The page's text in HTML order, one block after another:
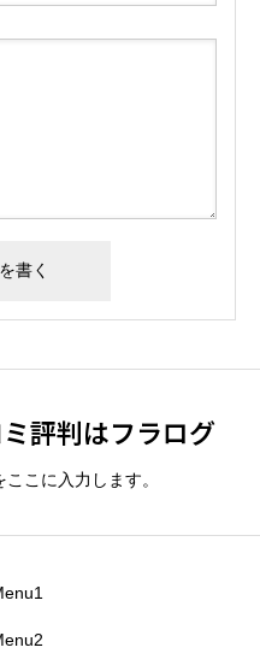
評判はフラログ
こに入力します。